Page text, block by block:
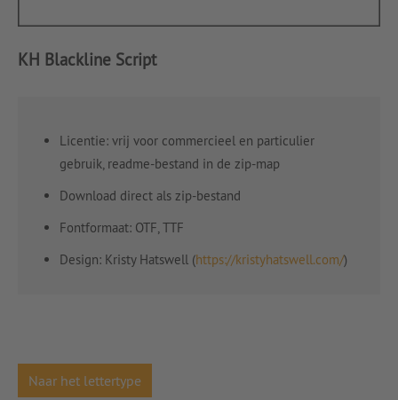
KH Blackline Script
Licentie: vrij voor commercieel en particulier
gebruik, readme-bestand in de zip-map
Download direct als zip-bestand
Fontformaat: OTF, TTF
Design: Kristy Hatswell (https://kristyhatswell.com/)
Naar het lettertype